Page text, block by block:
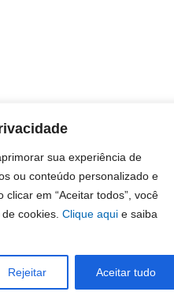
sua experiência de
ou conteúdo personalizado e
clicar em “Aceitar todos”, você
cookies. Clique aqui e saiba
Rejeitar Aceitar tudo